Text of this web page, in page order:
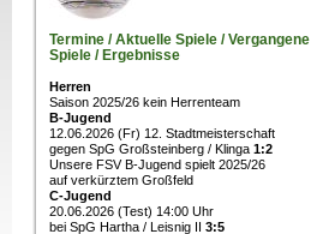
Termine / Aktuelle Spiele / Vergangene
Spiele / Ergebnisse
Herren
Saison 2025/26 kein Herrenteam
B-Jugend
12.06.2026 (Fr) 12. Stadtmeisterschaft
gegen SpG Großsteinberg / Klinga 1:2
Unsere FSV B-Jugend spielt 2025/26
auf verkürztem Großfeld
C-Jugend
20.06.2026 (Test) 14:00 Uhr
bei SpG Hartha / Leisnig II 3:5